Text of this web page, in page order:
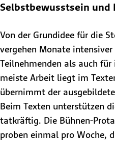
Selbstbewusstsein und
Von der Grundidee für die
vergehen Monate
Teilnehmenden als auch
meiste Arbeit liegt im
übernimmt der
Beim Texten unterstützen
tatkräftig. Die Bühnen-
proben einmal pro Woche,